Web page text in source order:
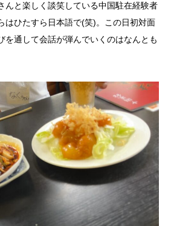
んと楽しく談笑している中国駐在経験者
はひたすら日本語で(笑)。この日初対面
を通して会話が弾んでいくのはなんとも